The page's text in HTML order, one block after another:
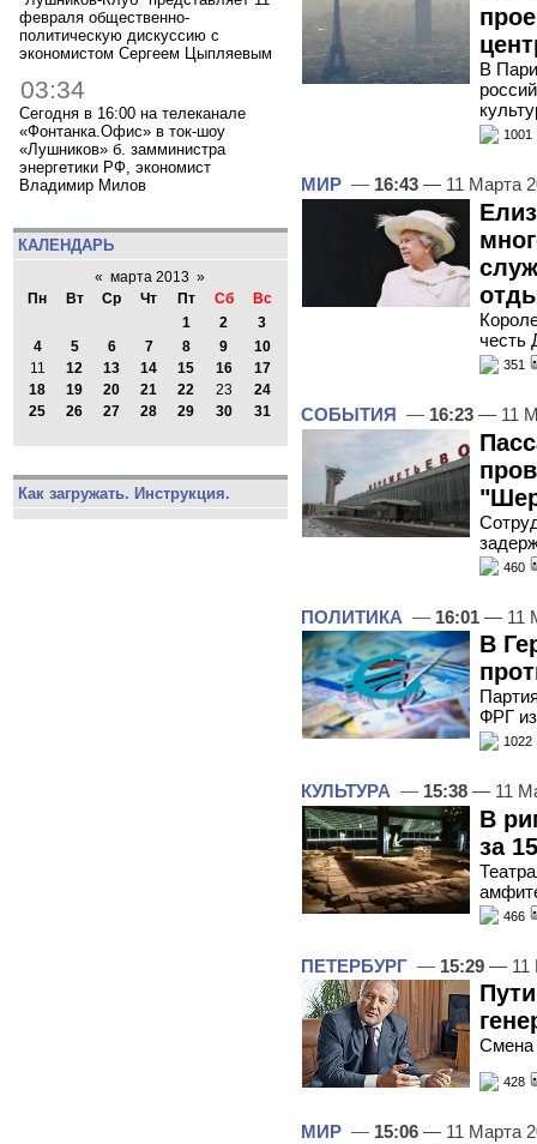
февраля общественно-
политическую дискуссию с
экономистом Сергеем Цыпляевым
03:34
Сегодня в 16:00 на телеканале
«Фонтанка.Офис» в ток-шоу
«Лушников» б. замминистра
энергетики РФ, экономист
Владимир Милов
КАЛЕНДАРЬ
« марта 2013 »
Пн
Вт Ср Чт Пт Сб
Вс
1
2
3
4
5 6 7 8 9
10
11
12 13 14 15 16
17
18
19 20 21 22 23
24
25
26 27 28 29 30 31
Как загружать. Инструкция.
В
1001
МИР — 16:43 — 11 Марта
честь
351
СОБЫТИЯ — 16:23 — 11
460
ПОЛИТИКА — 16:01 — 11
В
ФРГ
1022
КУЛЬТУРА — 15:38 — 11
В
за
466
ПЕТЕРБУРГ — 15:29 — 11
428
МИР — 15:06 — 11 Марта